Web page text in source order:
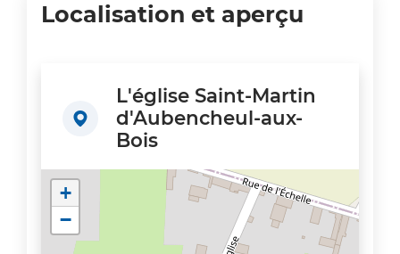
Localisation et aperçu
L'église Saint-Martin
d'Aubencheul-aux-
Bois
+
−